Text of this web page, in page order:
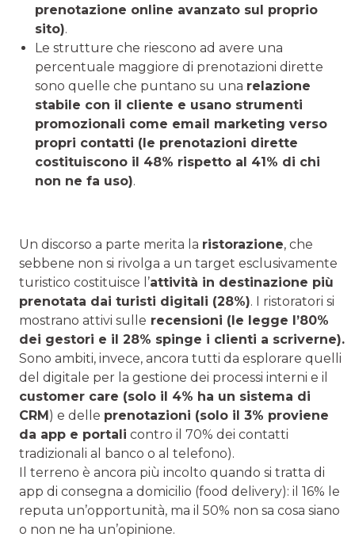
prenotazione online avanzato sul proprio
sito).
Le strutture che riescono ad avere una
percentuale maggiore di prenotazioni dirette
sono quelle che puntano su una relazione
stabile con il cliente e usano strumenti
promozionali come email marketing verso
propri contatti (le prenotazioni dirette
costituiscono il 48% rispetto al 41% di chi
non ne fa uso).
Un discorso a parte merita la ristorazione, che
sebbene non si rivolga a un target esclusivamente
turistico costituisce l’attività in destinazione più
prenotata dai turisti digitali (28%). I ristoratori si
mostrano attivi sulle recensioni (le legge l’80%
dei gestori e il 28% spinge i clienti a scriverne).
Sono ambiti, invece, ancora tutti da esplorare quelli
del digitale per la gestione dei processi interni e il
customer care (solo il 4% ha un sistema di
CRM) e delle prenotazioni (solo il 3% proviene
da app e portali contro il 70% dei contatti
tradizionali al banco o al telefono).
Il terreno è ancora più incolto quando si tratta di
app di consegna a domicilio (food delivery): il 16% le
reputa un’opportunità, ma il 50% non sa cosa siano
o non ne ha un’opinione.